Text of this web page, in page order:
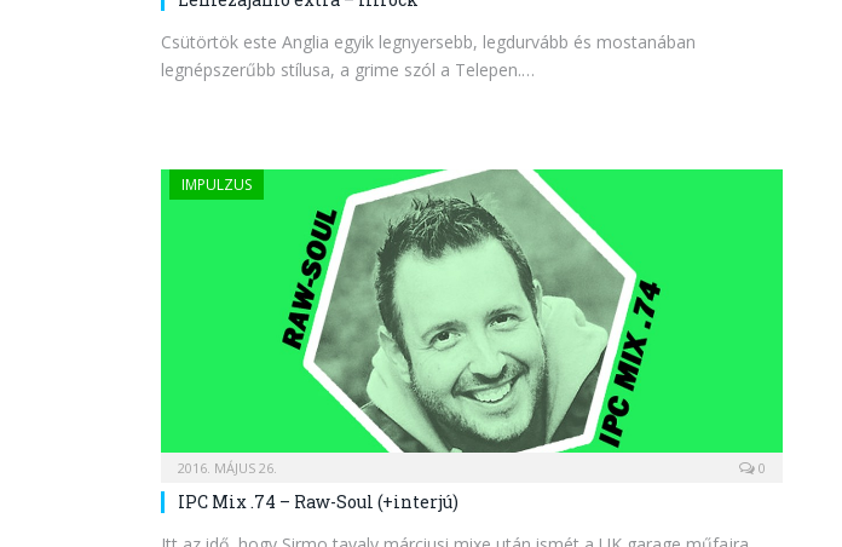
Csütörtök este Anglia egyik legnyersebb, legdurvább és mostanában
legnépszerűbb stílusa, a grime szól a Telepen.…
IMPULZUS
2016. MÁJUS 26. 0
IPC Mix .74 – Raw-Soul (+interjú)